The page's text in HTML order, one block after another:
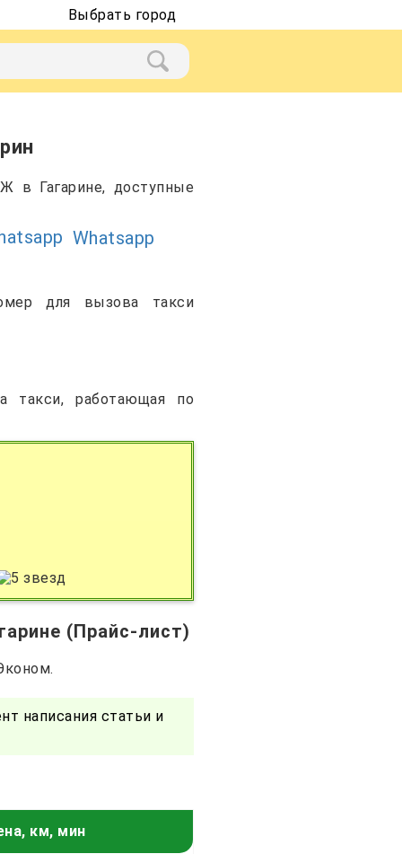
Выбрать город
в Гагарине, доступные
Whatsapp
для вызова такси
такси, работающая по
(Прайс-лист)
написания статьи и
км, мин